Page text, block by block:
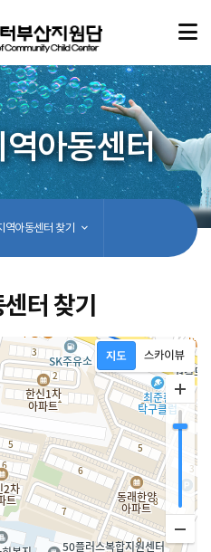
아동센터
역아동센터 찾기
터 찾기